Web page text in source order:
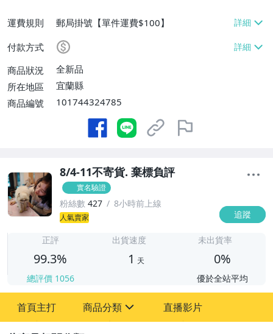
運費規則
郵局掛號【單件運費$100】
付款方式
商品狀況
全新品
所在地區
宜蘭縣
商品編號
101744324785
8/4-11不寄貨. 棄標負評
實名驗證
粉絲數 427 8小時前上線
人氣賣家 追蹤
正評
99.3%
總評價 1056
出貨速度
1 天
未出貨率
0%
優於全站平均
首頁主打 商品分類 直播影片